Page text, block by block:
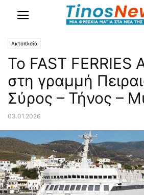
Ακτοπλοΐα
Το FAST FERRIES
στη γραμμή
Σύρος – Τήνος –
03.01.2026